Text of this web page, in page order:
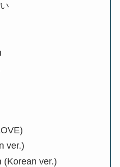
ver.)
(Korean ver.)